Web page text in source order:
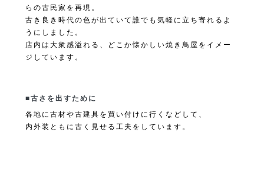
らの古民家を再現。
古き良き時代の色が出ていて誰でも気軽に立ち寄れるよ
うにしました。
店内は大衆感溢れる、どこか懐かしい焼き鳥屋をイメー
ジしています。
■古さを出すために
各地に古材や古建具を買い付けに行くなどして、
内外装ともに古く見せる工夫をしています。